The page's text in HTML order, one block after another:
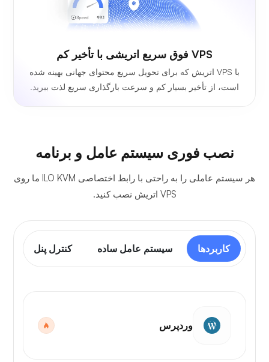
VPS فوق سریع اتریشی با تأخیر کم
با VPS اتریش که برای تحویل سریع محتوای جهانی بهینه شده
است، از تأخیر بسیار کم و سرعت بارگذاری سریع لذت ببرید.
نصب فوری سیستم عامل و برنامه
هر سیستم عاملی را به راحتی با رابط اختصاصی ILO KVM ما روی
VPS اتریش نصب کنید.
کاربردها سیستم عامل ساده کنترل پنل
وردپرس